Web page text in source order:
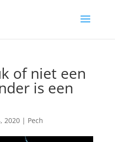
of niet een
is een
2020| Pech